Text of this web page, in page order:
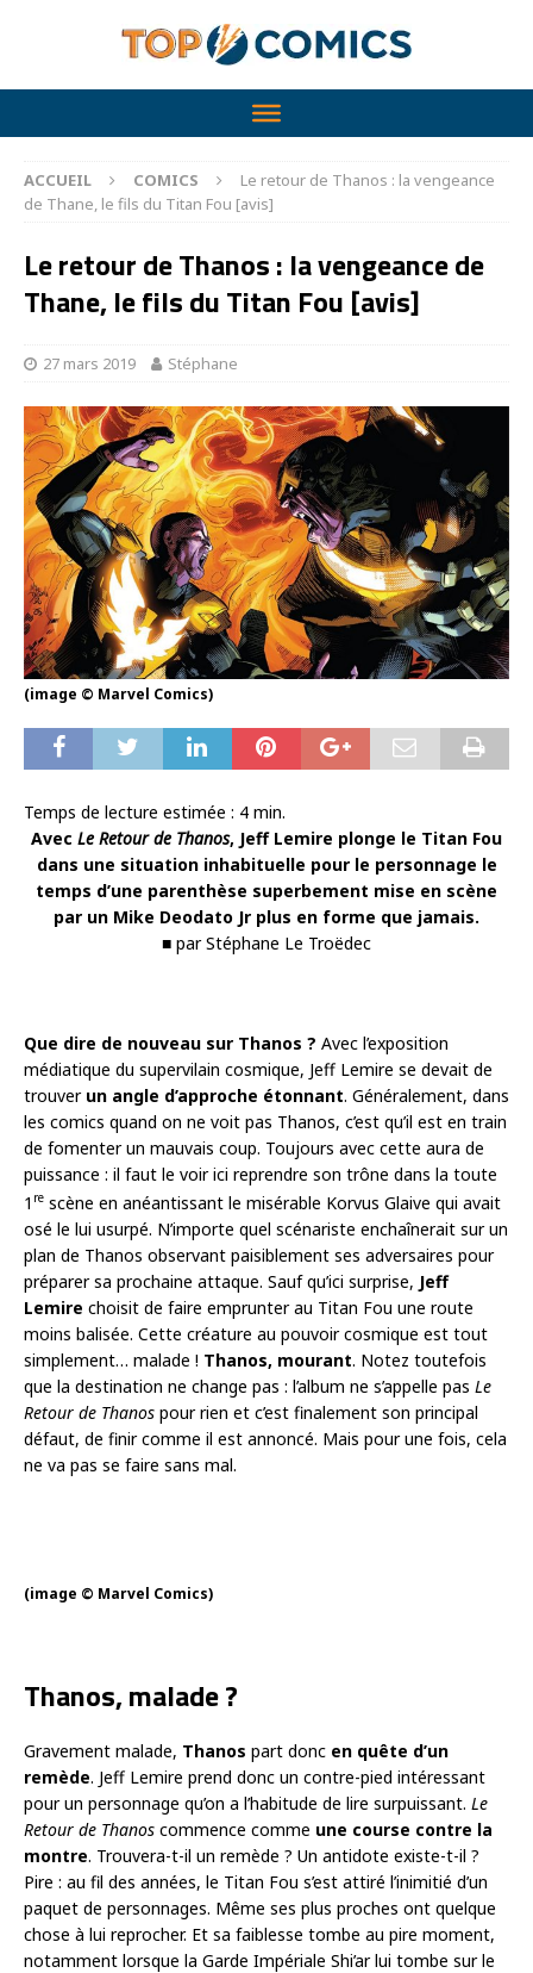
ACCUEIL COMICS
Le retour de Thanos : la vengeance
de Thane, le fils du Titan Fou [avis]
Le retour de Thanos : la vengeance de
Thane, le fils du Titan Fou [avis]
27 mars 2019 Stéphane
(image © Marvel Comics)
Temps de lecture estimée : 4 min.
Avec Le Retour de Thanos, Jeff Lemire plonge le Titan Fou
dans une situation inhabituelle pour le personnage le
temps d’une parenthèse superbement mise en scène
par un Mike Deodato Jr plus en forme que jamais.
■ par Stéphane Le Troëdec
Que dire de nouveau sur Thanos ? Avec l’exposition
médiatique du supervilain cosmique, Jeff Lemire se devait de
trouver un angle d’approche étonnant. Généralement, dans
les comics quand on ne voit pas Thanos, c’est qu’il est en train
de fomenter un mauvais coup. Toujours avec cette aura de
puissance : il faut le voir ici reprendre son trône dans la toute
1 re scène en anéantissant le misérable Korvus Glaive qui avait
osé le lui usurpé. N’importe quel scénariste enchaînerait sur un
plan de Thanos observant paisiblement ses adversaires pour
préparer sa prochaine attaque. Sauf qu’ici surprise, Jeff
Lemire choisit de faire emprunter au Titan Fou une route
moins balisée. Cette créature au pouvoir cosmique est tout
simplement… malade ! Thanos, mourant. Notez toutefois
que la destination ne change pas : l’album ne s’appelle pas Le
Retour de Thanos pour rien et c’est finalement son principal
défaut, de finir comme il est annoncé. Mais pour une fois, cela
ne va pas se faire sans mal.
(image © Marvel Comics)
Thanos, malade ?
Gravement malade, Thanos part donc en quête d’un
remède. Jeff Lemire prend donc un contre-pied intéressant
pour un personnage qu’on a l’habitude de lire surpuissant. Le
Retour de Thanos commence comme une course contre la
montre. Trouvera-t-il un remède ? Un antidote existe-t-il ?
Pire : au fil des années, le Titan Fou s’est attiré l’inimitié d’un
paquet de personnages. Même ses plus proches ont quelque
chose à lui reprocher. Et sa faiblesse tombe au pire moment,
notamment lorsque la Garde Impériale Shi’ar lui tombe sur le